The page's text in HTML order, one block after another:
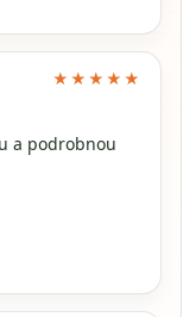
★★★★★
a podrobnou